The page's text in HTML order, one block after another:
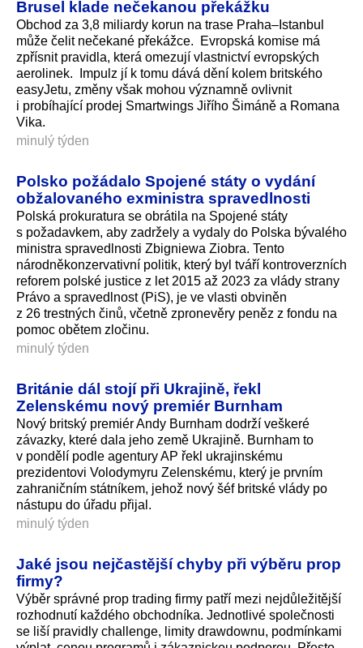
Brusel klade nečekanou překážku
Obchod za 3,8 miliardy korun na trase Praha–Istanbul
může čelit nečekané překážce. Evropská komise má
zpřísnit pravidla, která omezují vlastnictví evropských
aerolinek. Impulz jí k tomu dává dění kolem britského
easyJetu, změny však mohou významně ovlivnit
i probíhající prodej Smartwings Jiřího Šimáně a Romana
Vika.
minulý týden
Polsko požádalo Spojené státy o vydání
obžalovaného exministra spravedlnosti
Polská prokuratura se obrátila na Spojené státy
s požadavkem, aby zadržely a vydaly do Polska bývalého
ministra spravedlnosti Zbigniewa Ziobra. Tento
národněkonzer­vativní politik, který byl tváří kontroverzních
reforem polské justice z let 2015 až 2023 za vlády strany
Právo a spravedlnost (PiS), je ve vlasti obviněn
z 26 trestných činů, včetně zpronevěry peněz z fondu na
pomoc obětem zločinu.
minulý týden
Británie dál stojí při Ukrajině, řekl
Zelenskému nový premiér Burnham
Nový britský premiér Andy Burnham dodrží veškeré
závazky, které dala jeho země Ukrajině. Burnham to
v pondělí podle agentury AP řekl ukrajinskému
prezidentovi Volodymyru Zelenskému, který je prvním
zahraničním státníkem, jehož nový šéf britské vlády po
nástupu do úřadu přijal.
minulý týden
Jaké jsou nejčastější chyby při výběru prop
firmy?
Výběr správné prop trading firmy patří mezi nejdůležitější
rozhodnutí každého obchodníka. Jednotlivé společnosti
se liší pravidly challenge, limity drawdownu, podmínkami